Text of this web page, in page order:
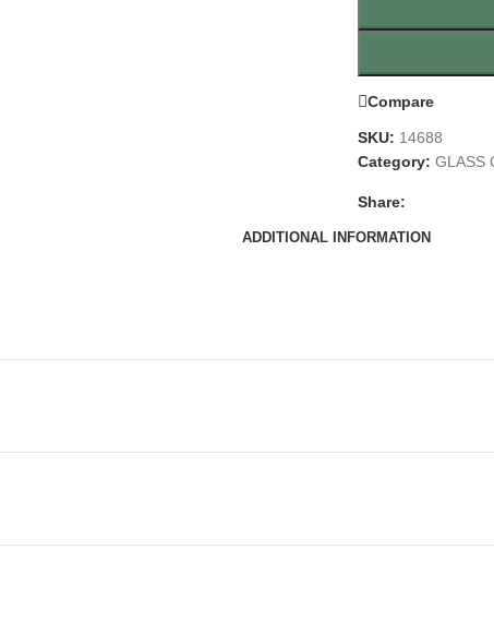
Compare
SKU: 14688
Category: GLASS
Share:
ADDITIONAL INFORMATION